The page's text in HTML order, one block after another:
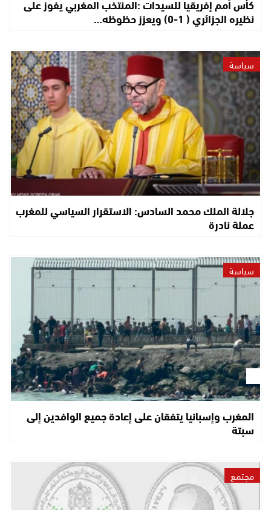
كأس أمم إفريقيا للسيدات :المنتخب المغربي يفوز على
نظيره الجزائري ( 1-0) ويعزز حظوظه…
سياسة
جلالة الملك محمد السادس: الاستقرار السياسي للمغرب
عملة نادرة
سياسة
المغرب وإسبانيا يتفقان على إعادة جميع الوافدين إلى
سبتة
مجتمع